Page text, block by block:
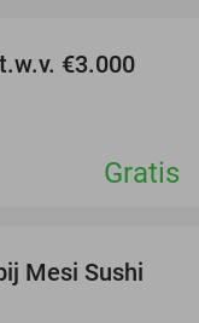
€3.000
Gratis
21%
Mesi Sushi